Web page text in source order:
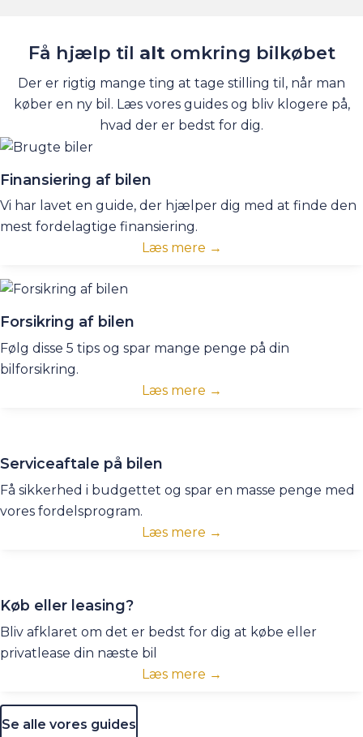
Få hjælp til alt omkring bilkøbet
Der er rigtig mange ting at tage stilling til, når man
køber en ny bil. Læs vores guides og bliv klogere på,
hvad der er bedst for dig.
Finansiering af bilen
Vi har lavet en guide, der hjælper dig med at finde den
mest fordelagtige finansiering.
Læs mere →
Forsikring af bilen
Følg disse 5 tips og spar mange penge på din
bilforsikring.
Læs mere →
Serviceaftale på bilen
Få sikkerhed i budgettet og spar en masse penge med
vores fordelsprogram.
Læs mere →
Køb eller leasing?
Bliv afklaret om det er bedst for dig at købe eller
privatlease din næste bil
Læs mere →
Se alle vores guides